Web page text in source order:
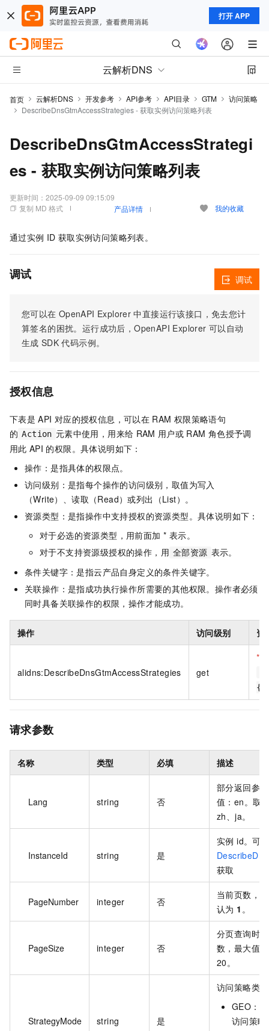
打开 APP
云解析DNS
首页 云解析DNS 开发参考 API参考 API目录 GTM
访问策略
DescribeDnsGtmAccessStrategies - 获取实例访问策略列表
DescribeDnsGtmAccessStrategi
es - 获取实例访问策略列表
更新时间： 2025-09-09 09:15:09
复制 MD 格式
产品详情 我的收藏
通过实例 ID 获取实例访问策略列表。
调试
您可以在 OpenAPI Explorer 中直接运行该接口，免去您计
算签名的困扰。运行成功后，OpenAPI Explorer 可以自动
生成 SDK 代码示例。
调试
授权信息
下表是 API 对应的授权信息，可以在 RAM 权限策略语句
的 Action 元素中使用，用来给 RAM 用户或 RAM 角色授予调
用此 API 的权限。具体说明如下：
操作：是指具体的权限点。
访问级别：是指每个操作的访问级别，取值为写入
（Write）、读取（Read）或列出（List）。
资源类型：是指操作中支持授权的资源类型。具体说明如下：
对于必选的资源类型，用前面加 * 表示。
对于不支持资源级授权的操作，用 全部资源 表示。
条件关键字：是指云产品自身定义的条件关键字。
关联操作：是指成功执行操作所需要的其他权限。操作者必须
同时具备关联操作的权限，操作才能成功。
操作 访问级别 资
alidns:DescribeDnsGtmAccessStrategies get
*
请求参数
名称 类型 必填 描述
Lang string 否
部分返回参
值：en。取
zh、ja。
InstanceId string 是
实例 id。可
获取
PageNumber integer 否
当前页数，
认为 1 。
PageSize integer 否
分页查询时
数，最大值
20。
StrategyMode string 是
访问策略类
GEO：
访问策略